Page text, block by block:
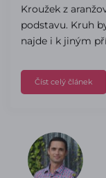
Kroužek z
podstavu. Kruh
najde i k jiným
Číst celý článek